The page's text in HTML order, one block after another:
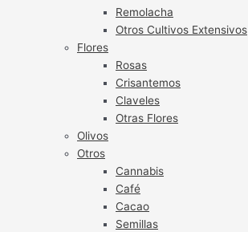
Remolacha
Otros Cultivos Extensivos
Flores
Rosas
Crisantemos
Claveles
Otras Flores
Olivos
Otros
Cannabis
Café
Cacao
Semillas